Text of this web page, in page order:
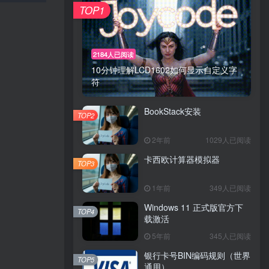
2184人已阅读
10分钟理解LCD1602如何显示自定义字
符
TOP1
BookStack安装
2年前 1029人已阅读
TOP2
卡西欧计算器模拟器
1年前 349人已阅读
TOP3
Windows 11 正式版官方下
载激活
5年前 345人已阅读
TOP4
银行卡号BIN编码规则（世界
TOP5